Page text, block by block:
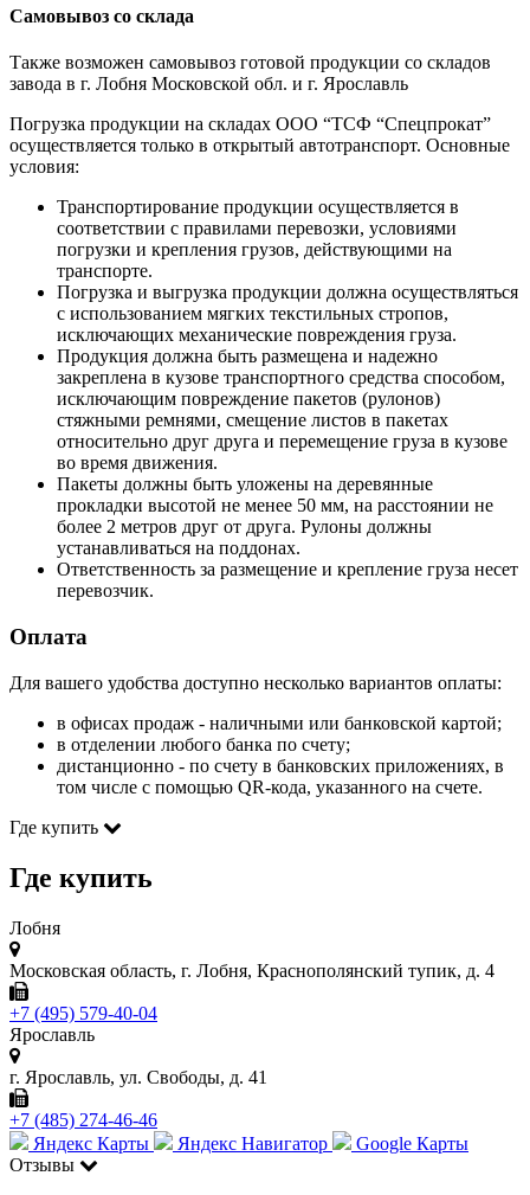
Самовывоз со склада
Также возможен самовывоз готовой продукции со складов
завода в г. Лобня Московской обл. и г. Ярославль
Погрузка продукции на складах ООО “ТСФ “Спецпрокат”
осуществляется только в открытый автотранспорт. Основные
условия:
Транспортирование продукции осуществляется в
соответствии с правилами перевозки, условиями
погрузки и крепления грузов, действующими на
транспорте.
Погрузка и выгрузка продукции должна осуществляться
с использованием мягких текстильных стропов,
исключающих механические повреждения груза.
Продукция должна быть размещена и надежно
закреплена в кузове транспортного средства способом,
исключающим повреждение пакетов (рулонов)
стяжными ремнями, смещение листов в пакетах
относительно друг друга и перемещение груза в кузове
во время движения.
Пакеты должны быть уложены на деревянные
прокладки высотой не менее 50 мм, на расстоянии не
более 2 метров друг от друга. Рулоны должны
устанавливаться на поддонах.
Ответственность за размещение и крепление груза несет
перевозчик.
Оплата
Для вашего удобства доступно несколько вариантов оплаты:
в офисах продаж - наличными или банковской картой;
в отделении любого банка по счету;
дистанционно - по счету в банковских приложениях, в
том числе с помощью QR-кода, указанного на счете.
Где купить
Где купить
Лобня
Московская область, г. Лобня, Краснополянский тупик, д. 4
+7 (495) 579-40-04
Ярославль
г. Ярославль, ул. Свободы, д. 41
+7 (485) 274-46-46
Яндекс Карты
Яндекс Навигатор
Google Карты
Отзывы